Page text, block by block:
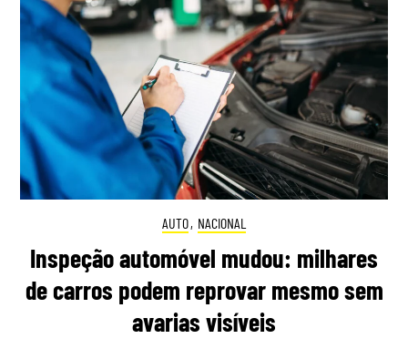
AUTO, NACIONAL
Inspeção automóvel mudou: milhares
de carros podem reprovar mesmo sem
avarias visíveis